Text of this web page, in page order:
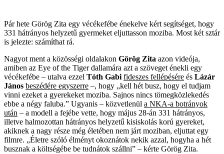
Pár hete Görög Zita egy vécékefébe énekelve kért segítséget, hogy
331 hátrányos helyzetű gyermeket eljuttasson moziba. Most két sztár
is jelezte: számíthat rá.
Nagyot ment a közösségi oldalakon Görög Zita azon videója,
amiben az Eye of the Tiger dallamára azt a szöveget énekli egy
vécékefébe – utalva ezzel Tóth Gabi fideszes fellépésére és Lázár
János beszédére egyszerre –, hogy „kell hét busz, hogy el tudjam
vinni ezeket a gyerekeket moziba. Sajnos nincs tömegközlekedés
ebbe a négy faluba.” Ugyanis – közvetlenül a NKA-a botrányok
után – a modell a fejébe vette, hogy május 28-án 331 hátrányos,
illetve halmozottan hátrányos helyzetű kisiskolás korú gyereket,
akiknek a nagy része még életében nem járt moziban, eljuttat egy
filmre. „Életre szóló élményt okoznátok nekik azzal, hogyha a hét
busznak a költségébe be tudnátok szállni” – kérte Görög Zita.